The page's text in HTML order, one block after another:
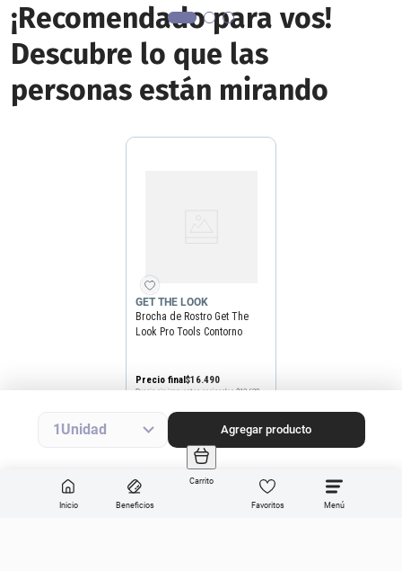
Inicio Beneficios
Carrito
Favoritos
1 Agregar producto
¡Recomendado para vos!
Descubre lo que las
personas están mirando
GET THE LOOK
Brocha de Rostro Get The
Look Pro Tools Contorno
Precio final$16.490
Precio sin impuestos nacionales $13.628
Agregar producto